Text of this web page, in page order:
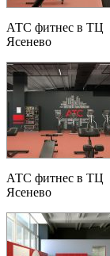
АТС фитнес в ТЦ
Ясенево
АТС фитнес в ТЦ
Ясенево